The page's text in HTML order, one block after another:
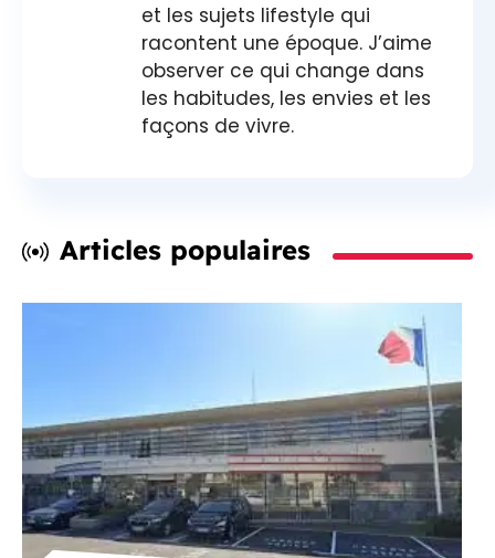
et les sujets lifestyle qui
racontent une époque. J’aime
observer ce qui change dans
les habitudes, les envies et les
façons de vivre.
Articles populaires